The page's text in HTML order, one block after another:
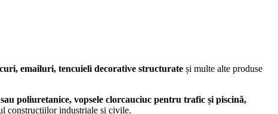
emailuri, tencuieli decorative structurate și multe alte produse
poliuretanice, vopsele clorcauciuc pentru trafic și piscină,
construcțiilor industriale și civile.